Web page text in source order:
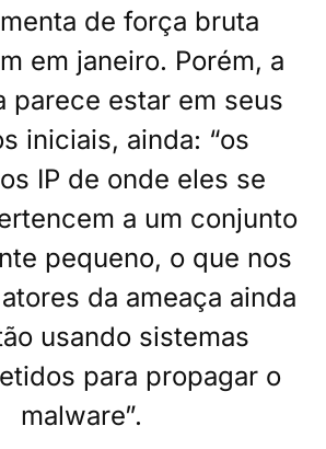
de força bruta
em janeiro. Porém, a
parece estar em seus
iniciais, ainda: “os
IP de onde eles se
a um conjunto
pequeno, o que nos
da ameaça ainda
usando sistemas
para propagar o
malware”.